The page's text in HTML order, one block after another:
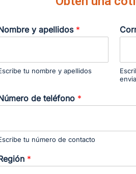
y apellidos *
tu nombre y apellidos
de teléfono *
tu número de contacto
*